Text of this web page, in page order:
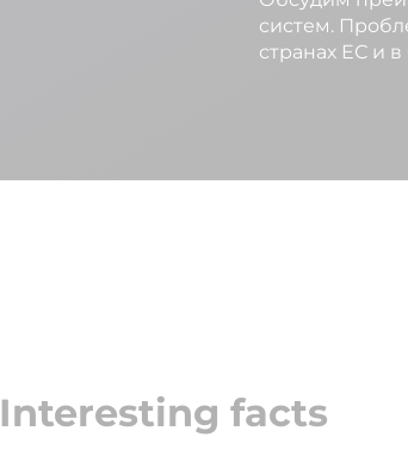
систем.
странах ЕС и
Interesting facts